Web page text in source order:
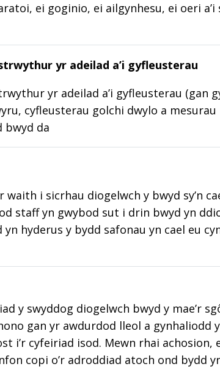
ei goginio, ei ailgynhesu, ei oeri
yr adeilad a’i gyfleusterau
yr adeilad a’i gyfleusterau (gan
cyfleusterau golchi dwylo a
bwyd da
waith i sicrhau diogelwch y bwyd sy’n
staff yn gwybod sut i drin bwyd yn
hyderus y bydd safonau yn cael eu
y swyddog diogelwch bwyd y mae’r
gan yr awdurdod lleol a gynhaliodd
i’r cyfeiriad isod. Mewn rhai achosion,
copi o’r adroddiad atoch ond bydd